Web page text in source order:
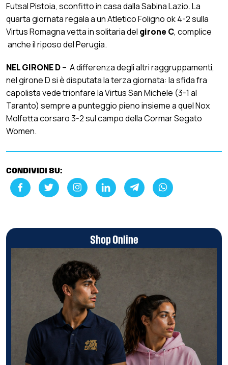
Futsal Pistoia, sconfitto in casa dalla Sabina Lazio. La
quarta giornata regala a un Atletico Foligno ok 4-2 sulla
Virtus Romagna vetta in solitaria del girone C, complice
anche il riposo del Perugia.
NEL GIRONE D– A differenza degli altri raggruppamenti,
nel girone D si è disputata la terza giornata: la sfida fra
capolista vede trionfare la Virtus San Michele (3-1 al
Taranto) sempre a punteggio pieno insieme a quel Nox
Molfetta corsaro 3-2 sul campo della Cormar Segato
Women.
CONDIVIDI SU:
Shop Online